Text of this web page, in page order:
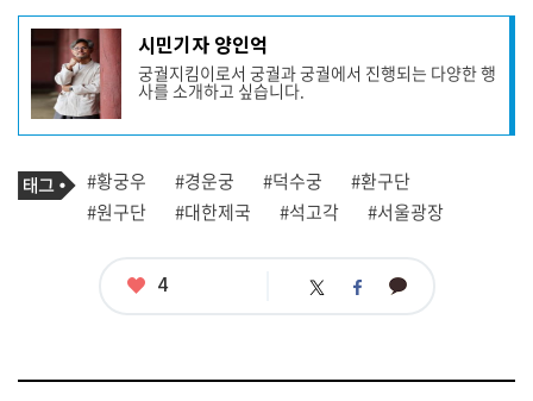
기
사
작
성
자
프
필
시민기자 양인억
궁궐지킴이로서 궁궐과 궁궐에서 진행되는 다양한 행
사를 소개하고 싶습니다.
기
사
관
련
태
그
#황궁우 #경운궁 #덕수궁
#환구단
#원구단
#대한제국 #석고각 #서울광장
좋
4 트 페 카